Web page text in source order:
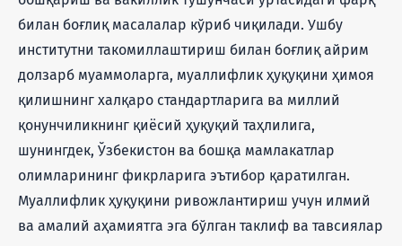
билан боғлиқ масалалар кўриб чиқилади. Ушбу
институтни такомиллаштириш билан боғлиқ айрим
долзарб муаммоларга, муаллифлик ҳуқуқини ҳимоя
қилишнинг халқаро стандартларига ва миллий
қонунчиликнинг қиёсий ҳуқуқий таҳлилига,
шунингдек, Ўзбекистон ва бошқа мамлакатлар
олимларининг фикрларига эътибор қаратилган.
Муаллифлик ҳуқуқини ривожлантириш учун илмий
ва амалий аҳамиятга эга бўлган таклиф ва тавсиялар